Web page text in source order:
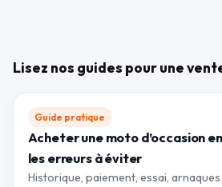
Lisez nos guides pour une
Guide pratique
Acheter une moto d’occasion
les erreurs à éviter
Historique, paiement, essai,